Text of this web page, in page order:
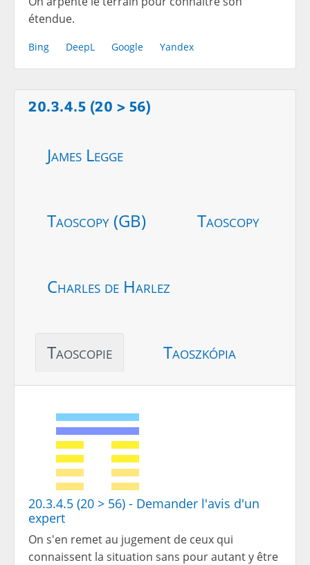
étendue.
Bing DeepL Google Yandex
20.3.4.5 (20 > 56)
James Legge
Taoscopy (GB) Taoscopy
Charles de Harlez
Taoscopie Taoszkópia
20.3.4.5 (20 > 56) - Demander l'avis d'un
expert
On s'en remet au jugement de ceux qui
connaissent la situation sans pour autant y être